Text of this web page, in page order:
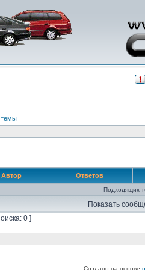
темы
Автор Ответов
Подходящих
Показать
0 ]
Создано на основе